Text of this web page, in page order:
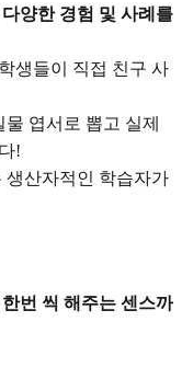
양한 경험 및 사례를
생들이 직접 친구 사
엽서로 뽑고 실제
!
생산자적인 학습자가
번 씩 해주는 센스까